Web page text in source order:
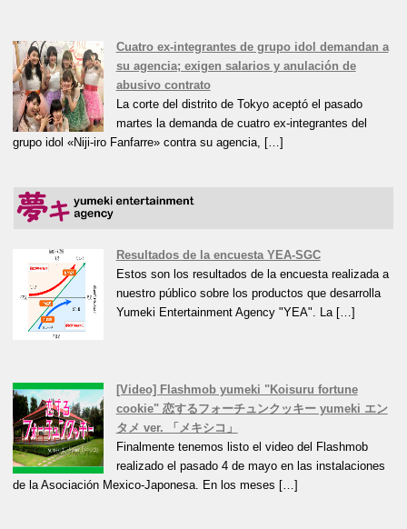
Cuatro ex-integrantes de grupo idol demandan a
su agencia; exigen salarios y anulación de
abusivo contrato
La corte del distrito de Tokyo aceptó el pasado
martes la demanda de cuatro ex-integrantes del
grupo idol «Niji-iro Fanfarre» contra su agencia, […]
Resultados de la encuesta YEA-SGC
Estos son los resultados de la encuesta realizada a
nuestro público sobre los productos que desarrolla
Yumeki Entertainment Agency "YEA". La […]
[Video] Flashmob yumeki "Koisuru fortune
cookie" 恋するフォーチュンクッキー yumeki エン
タメ ver. 「メキシコ」
Finalmente tenemos listo el video del Flashmob
realizado el pasado 4 de mayo en las instalaciones
de la Asociación Mexico-Japonesa. En los meses […]